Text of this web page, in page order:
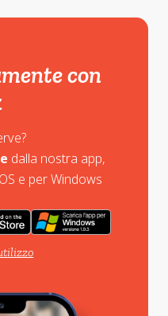
con
dalla nostra app,
e per Windows